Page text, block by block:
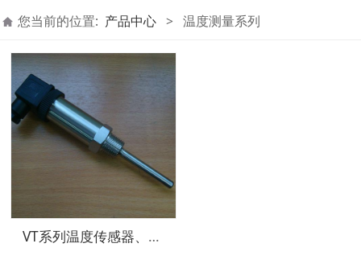
您当前的位置: 产品中心 > 温度测量系列
VT系列温度传感器、变送器